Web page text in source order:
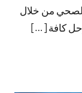
من خلال
كافة […]